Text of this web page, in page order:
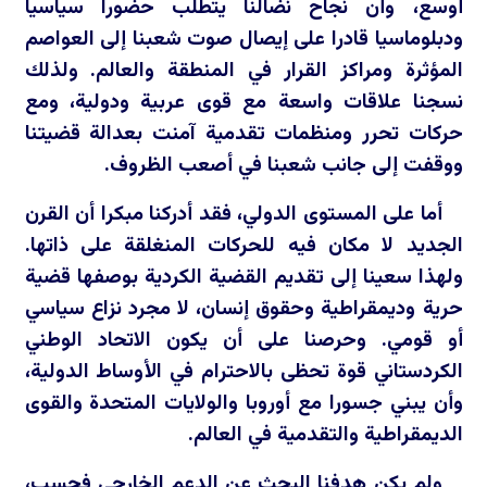
أوسع، وأن نجاح نضالنا يتطلب حضورا سياسيا
ودبلوماسيا قادرا على إيصال صوت شعبنا إلى العواصم
المؤثرة ومراكز القرار في المنطقة والعالم. ولذلك
نسجنا علاقات واسعة مع قوى عربية ودولية، ومع
حركات تحرر ومنظمات تقدمية آمنت بعدالة قضيتنا
ووقفت إلى جانب شعبنا في أصعب الظروف.
أما على المستوى الدولي، فقد أدركنا مبكرا أن القرن
الجديد لا مكان فيه للحركات المنغلقة على ذاتها.
ولهذا سعينا إلى تقديم القضية الكردية بوصفها قضية
حرية وديمقراطية وحقوق إنسان، لا مجرد نزاع سياسي
أو قومي. وحرصنا على أن يكون الاتحاد الوطني
الكردستاني قوة تحظى بالاحترام في الأوساط الدولية،
وأن يبني جسورا مع أوروبا والولايات المتحدة والقوى
الديمقراطية والتقدمية في العالم.